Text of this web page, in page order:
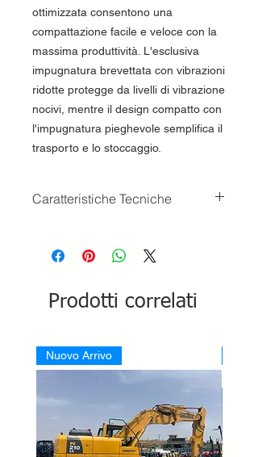
ottimizzata consentono una
compattazione facile e veloce con la
massima produttività. L'esclusiva
impugnatura brevettata con vibrazioni
ridotte protegge da livelli di vibrazione
nocivi, mentre il design compatto con
l'impugnatura pieghevole semplifica il
trasporto e lo stoccaggio.
Caratteristiche Tecniche
PESO
FORZA CENTRIFUGA
Prodotti correlati
Nuovo Arrivo